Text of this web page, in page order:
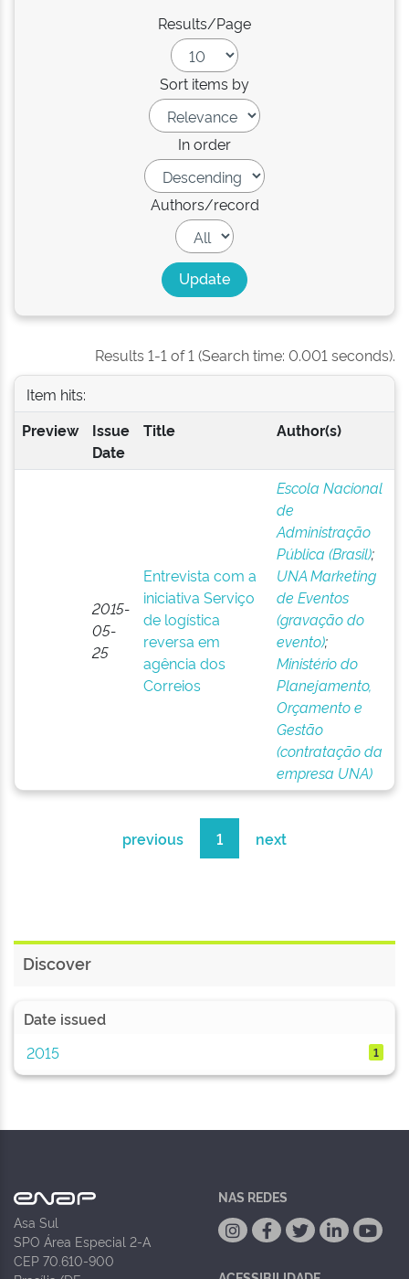
Results/Page
Sort items by
In order
Authors/record
Results 1-1 of 1 (Search time: 0.001 seconds).
Item hits:
Preview
Issue
Date
Title Author(s)
2015-
05-
25
Entrevista com a
iniciativa Serviço
de logística
reversa em
agência dos
Correios
Escola Nacional
de
Administração
Pública (Brasil);
UNA Marketing
de Eventos
(gravação do
evento);
Ministério do
Planejamento,
Orçamento e
Gestão
(contratação da
empresa UNA)
previous 1 next
Discover
Date issued
2015
1
Asa Sul
SPO Área Especial 2-A
CEP 70.610-900
NAS REDES